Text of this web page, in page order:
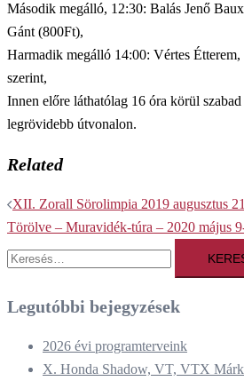
Második megálló, 12:30: Balás Jenő
Gánt (800Ft),
Harmadik megálló 14:00: Vértes Étterem,
szerint,
Innen előre láthatólag 16 óra körül
legrövidebb útvonalon.
Related
Post
navigation
XII. Zorall Sörolimpia 2019 augusztus
Törölve – Muravidék-túra – 2020 május
Keresés:
Legutóbbi bejegyzések
2026 évi programterveink
X. Honda Shadow, VT, VTX